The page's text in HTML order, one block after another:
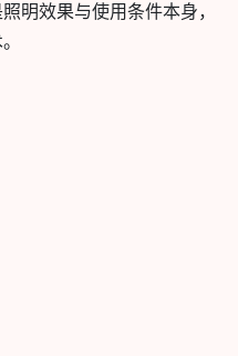
明效果与使用条件本身，